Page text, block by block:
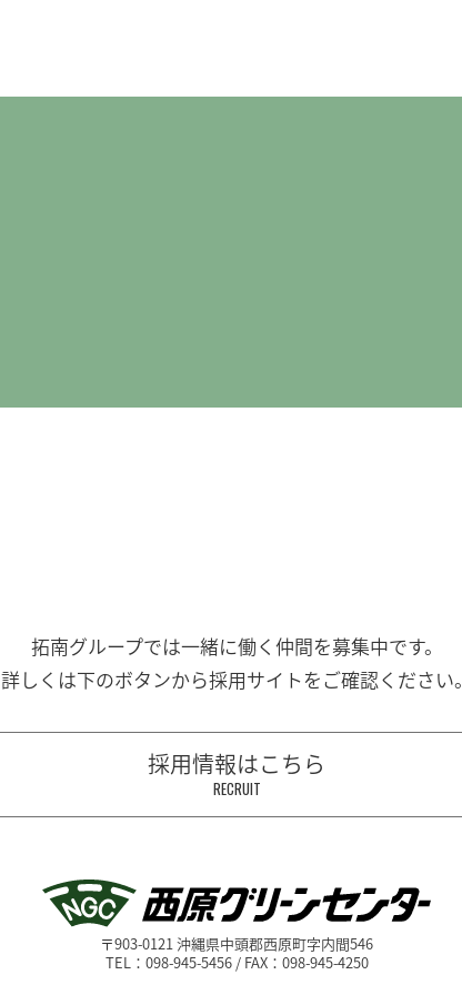
拓南グループでは一緒に働く 仲間を募集中です。
詳しくは下のボタンから採用サイトをご確認ください。
採用情報はこちら
RECRUIT
〒903-0121 沖縄県中頭郡西原町字内間546
TEL：098-945-5456 / FAX：098-945-4250